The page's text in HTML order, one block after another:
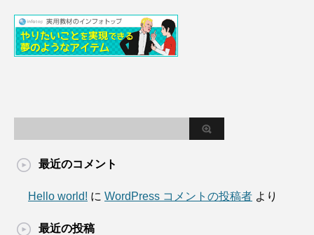
最近のコメント
Hello world! に WordPress コメントの投稿者 より
最近の投稿